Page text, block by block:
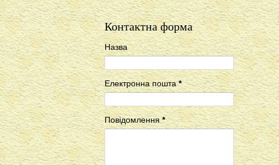
Контактна форма
Назва
Електронна пошта*
Повідомлення*